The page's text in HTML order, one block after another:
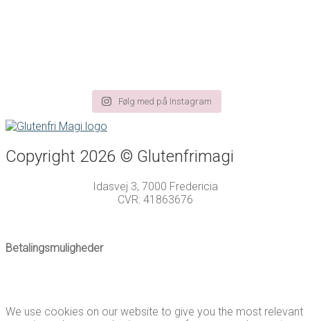
Følg med på Instagram
Copyright 2026 © Glutenfrimagi
Idasvej 3, 7000 Fredericia
CVR: 41863676
Betalingsmuligheder
We use cookies on our website to give you the most relevant